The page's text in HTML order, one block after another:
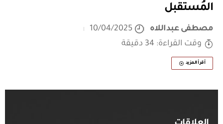
المُستقبل
مصطفى عبداللاه
10/04/2025
وقت القراءة: 34 دقيقة
أقرأ المزيد